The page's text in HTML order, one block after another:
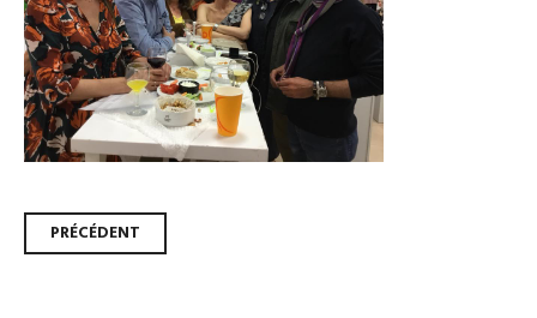
Navigation
PRÉCÉDENT